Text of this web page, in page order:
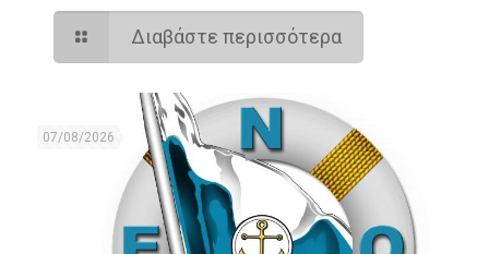
Διαβάστε περισσότερα
07/08/2026